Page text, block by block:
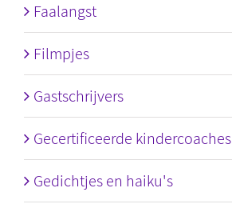
Faalangst
Filmpjes
Gastschrijvers
Gecertificeerde kindercoaches
Gedichtjes en haiku's